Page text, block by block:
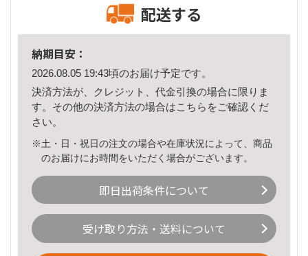
配送する
納期目安：
2026.08.05 19:43頃のお届け予定です。
決済方法が、クレジット、代金引換の場合に限りま
す。その他の決済方法の場合はこちら をご確認くだ
さい。
※土・日・祝日の注文の場合や在庫状況によって、商品
のお届けにお時間をいただく場合がございます。
即日出荷条件について
受け取り方法・送料について